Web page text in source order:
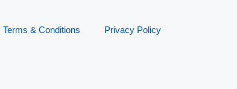
Terms & Conditions Privacy Policy